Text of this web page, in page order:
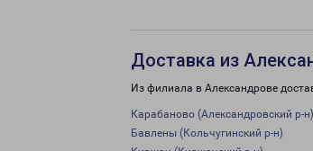
Доставка из
Из филиала в Александрове
Карабаново (Александровский р-н)
Бавлены (Кольчугинский р-н)